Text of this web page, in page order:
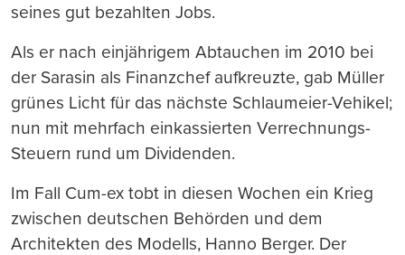
seines gut bezahlten Jobs.
Als er nach einjährigem Abtauchen im 2010 bei
der Sarasin als Finanzchef aufkreuzte, gab Müller
grünes Licht für das nächste Schlaumeier-Vehikel;
nun mit mehrfach einkassierten Verrechnungs-
Steuern rund um Dividenden.
Im Fall Cum-ex tobt in diesen Wochen ein Krieg
zwischen deutschen Behörden und dem
Architekten des Modells, Hanno Berger. Der